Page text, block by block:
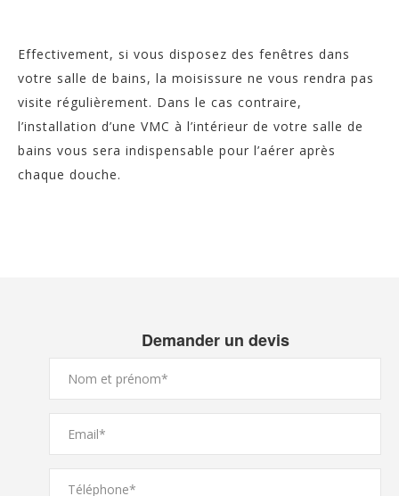
Effectivement, si vous disposez des fenêtres dans
votre salle de bains, la moisissure ne vous rendra pas
visite régulièrement. Dans le cas contraire,
l’installation d’une VMC à l’intérieur de votre salle de
bains vous sera indispensable pour l’aérer après
chaque douche.
Demander un devis